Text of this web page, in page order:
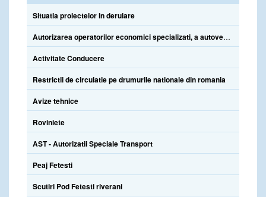
Situatia proiectelor in derulare
Autorizarea operatorilor economici specializati, a autovehiculelor de insotire si atestare a personalului specializat
Activitate Conducere
Restrictii de circulatie pe drumurile nationale din romania
Avize tehnice
Roviniete
AST - Autorizatii Speciale Transport
Peaj Fetesti
Scutiri Pod Fetesti riverani